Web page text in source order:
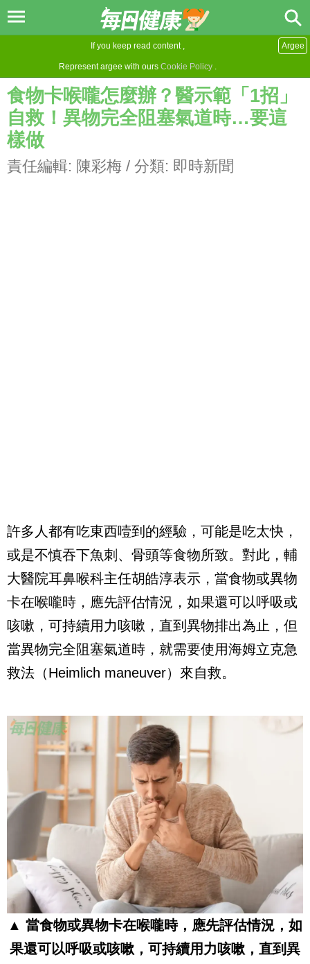
If you keep read content ,
Represent argee with ours Cookie Policy .
Argee
食物卡喉嚨怎麼辦？醫示範「1招」
自救！異物完全阻塞氣道時…要這
樣做
責任編輯: 陳彩梅 / 分類: 即時新聞
許多人都有吃東西噎到的經驗，可能是吃太快，
或是不慎吞下魚刺、骨頭等食物所致。對此，輔
大醫院耳鼻喉科主任胡皓淳表示，當食物或異物
卡在喉嚨時，應先評估情況，如果還可以呼吸或
咳嗽，可持續用力咳嗽，直到異物排出為止，但
當異物完全阻塞氣道時，就需要使用海姆立克急
救法（Heimlich maneuver）來自救。
▲ 當食物或異物卡在喉嚨時，應先評估情況，如
果還可以呼吸或咳嗽，可持續用力咳嗽，直到異